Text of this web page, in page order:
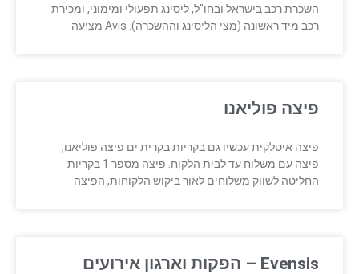
השכרת רכב בישראל ובחו"ל, ליסינג תפעולי ומימוני, ומכירת
רכב מיד ראשונה (מצי הליסינג וההשכרה). Avis מציעה
פיצה פוליאנו‏
פיצה איטלקית עכשיו גם בקריות בקרית ים פיצה פוליאנו,
פיצה עם משלוח עד לבית הלקוח. פיצה מספר 1 בקריות
החליטה לשווק משלוחים לאור ביקוש הלקוחות, הפיצה
Evensis – הפקות וארגון אירועים